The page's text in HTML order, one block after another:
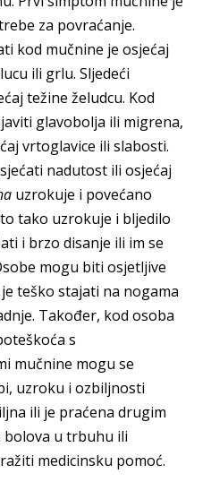
za povraćanje.
kod mučnine je osjećaj
ili grlu. Sljedeći
težine želudcu. Kod
glavobolja ili migrena,
vrtoglavice ili slabosti.
nadutost ili osjećaj
uzrokuje i povećano
tako uzrokuje i bljedilo
i brzo disanje ili im se
mogu biti osjetljive
teško stajati na nogama
Također, kod osoba
s
mučnine mogu se
uzroku i ozbiljnosti
ili je praćena drugim
u trbuhu ili
medicinsku pomoć.